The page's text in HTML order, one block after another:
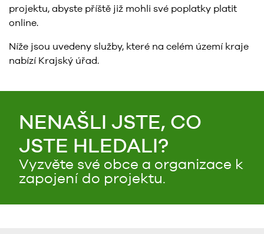
projektu, abyste příště již mohli své poplatky platit
online.
Níže jsou uvedeny služby, které na celém území kraje
nabízí Krajský úřad.
NENAŠLI JSTE, CO
JSTE HLEDALI?
Vyzvěte své obce a organizace k
zapojení do projektu.